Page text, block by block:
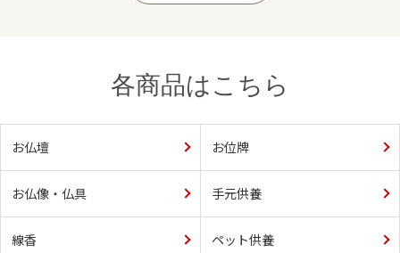
各商品はこちら
お仏壇 お位牌
お仏像・仏具 手元供養
線香 ペット供養